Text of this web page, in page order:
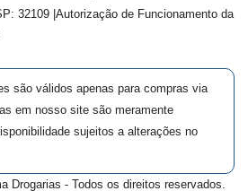
32109 |Autorização de Funcionamento da
são válidos apenas para compras via
em nosso site são meramente
sujeitos a alterações no
Drogarias - Todos os direitos reservados.